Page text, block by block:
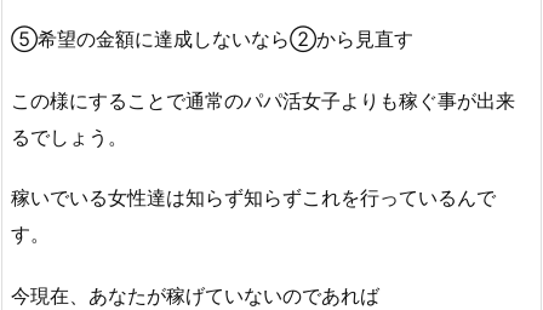
⑤希望の金額に達成しないなら②から見直す
この様にすることで通常のパパ活女子よりも稼ぐ事が出来
るでしょう。
稼いでいる女性達は知らず知らずこれを行っているんで
す。
今現在、あなたが稼げていないのであれば